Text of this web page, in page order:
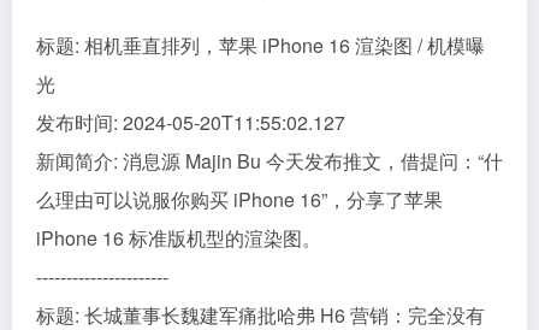
标题: 相机垂直排列，苹果 iPhone 16 渲染图 / 机模曝
光
发布时间: 2024-05-20T11:55:02.127
新闻简介: 消息源 Majin Bu 今天发布推文，借提问：“什
么理由可以说服你购买 iPhone 16”，分享了苹果
iPhone 16 标准版机型的渲染图。
----------------------
标题: 长城董事长魏建军痛批哈弗 H6 营销：完全没有